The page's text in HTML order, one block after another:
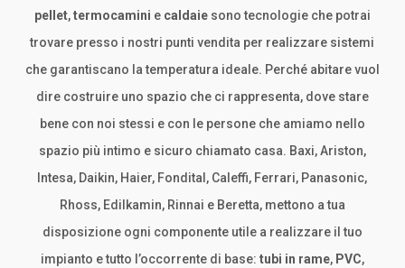
pellet,termocamini ecaldaiesono tecnologie che potrai
trovare presso i nostri punti vendita per realizzare sistemi
che garantiscano la temperatura ideale. Perché abitare vuol
dire costruire uno spazio che ci rappresenta, dove stare
bene con noi stessi e con le persone che amiamo nello
spazio più intimo e sicuro chiamato casa. Baxi, Ariston,
Intesa, Daikin, Haier, Fondital, Caleffi, Ferrari, Panasonic,
Rhoss, Edilkamin, Rinnai e Beretta, mettono a tua
disposizione ogni componente utile a realizzare il tuo
impianto e tutto l’occorrente di base: tubi in rame,PVC,